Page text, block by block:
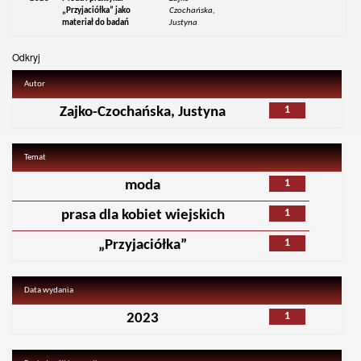
„Przyjaciółka” jako
materiał do badań
Czochańska,
Justyna
Odkryj
Autor
1
Zajko-Czochańska, Justyna
Temat
1
moda
1
prasa dla kobiet wiejskich
1
„Przyjaciółka”
Data wydania
1
2023